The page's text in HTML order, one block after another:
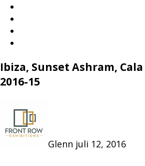
Ibiza, Sunset Ashram,
2016-15
Glenn juli 12, 2016